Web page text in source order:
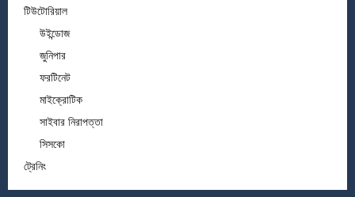
টিউটোরিয়াল
উইন্ডোজ
জুনিপার
ফরটিনেট
মাইক্রোটিক
সাইবার নিরাপত্তা
সিসকো
ট্রেনিং